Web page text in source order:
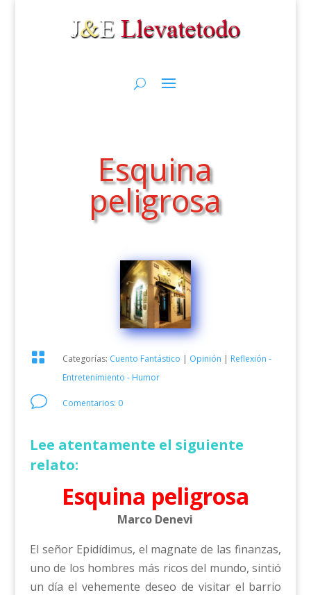
Esquina
peligrosa
 Categorías: Cuento Fantástico | Opinión | Reflexión -
Entretenimiento - Humor
v Comentarios: 0
Lee atentamente el siguiente
relato:
Esquina peligrosa
Marco Denevi
El señor Epidídimus, el magnate de las finanzas,
uno de los hombres más ricos del mundo, sintió
un día el vehemente deseo de visitar el barrio